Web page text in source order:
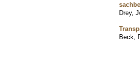
Drey,
Beck,